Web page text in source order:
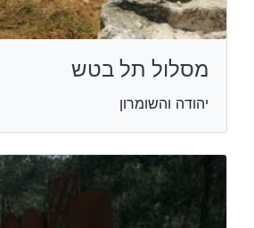
מסלול תל בטש
יהודה והשומרון